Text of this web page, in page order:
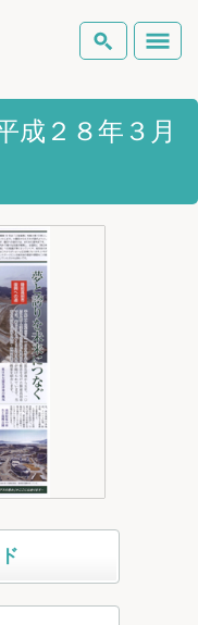
検索
成２８年３月